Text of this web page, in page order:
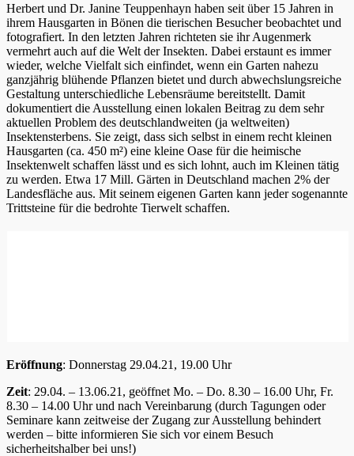
Herbert und Dr. Janine Teuppenhayn haben seit über 15 Jahren in
ihrem Hausgarten in Bönen die tierischen Besucher beobachtet und
fotografiert. In den letzten Jahren richteten sie ihr Augenmerk
vermehrt auch auf die Welt der Insekten. Dabei erstaunt es immer
wieder, welche Vielfalt sich einfindet, wenn ein Garten nahezu
ganzjährig blühende Pflanzen bietet und durch abwechslungsreiche
Gestaltung unterschiedliche Lebensräume bereitstellt. Damit
dokumentiert die Ausstellung einen lokalen Beitrag zu dem sehr
aktuellen Problem des deutschlandweiten (ja weltweiten)
Insektensterbens. Sie zeigt, dass sich selbst in einem recht kleinen
Hausgarten (ca. 450 m²) eine kleine Oase für die heimische
Insektenwelt schaffen lässt und es sich lohnt, auch im Kleinen tätig
zu werden. Etwa 17 Mill. Gärten in Deutschland machen 2% der
Landesfläche aus. Mit seinem eigenen Garten kann jeder sogenannte
Trittsteine für die bedrohte Tierwelt schaffen.
Eröffnung: Donnerstag 29.04.21, 19.00 Uhr
Zeit: 29.04. – 13.06.21, geöffnet Mo. – Do. 8.30 – 16.00 Uhr, Fr.
8.30 – 14.00 Uhr und nach Vereinbarung (durch Tagungen oder
Seminare kann zeitweise der Zugang zur Ausstellung behindert
werden – bitte informieren Sie sich vor einem Besuch
sicherheitshalber bei uns!)